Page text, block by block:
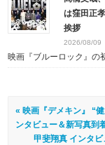
は窪田正
挨拶
2026/08/09
映画『ブルーロック』の
« 映画『デメキン』 “
ンタビュー＆新写真到
甲斐翔真 インタ